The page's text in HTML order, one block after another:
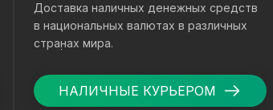
Доставка наличных денежных средств
в национальных валютах в различных
странах мира.
НАЛИЧНЫЕ КУРЬЕРОМ